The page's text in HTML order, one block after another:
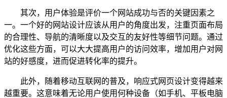
其次，用户体验是评价一个网站成功与否的关键因素之
一。一个好的网站设计应该从用户的角度出发，注重页面布局
的合理性、导航的清晰度以及交互的友好性等细节问题。通过
优化这些方面，可以大大提高用户的访问效率，增加用户对网
站的好感度，进而促进转化率的提升。
此外，随着移动互联网的普及，响应式网页设计变得越来
越重要。这意味着无论用户使用何种设备（如手机、平板电脑